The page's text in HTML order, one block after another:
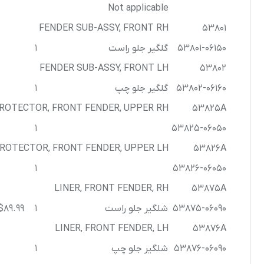
Not applicable
53801
FENDER SUB-ASSY, FRONT RH
53801-06150
گلگیر جلو راست
1
53802
FENDER SUB-ASSY, FRONT LH
53802-06160
گلگیر جلو چپ
1
53825A
FRONT FENDER, UPPER RH
53825-06050
1
53826A
FRONT FENDER, UPPER LH
53826-06050
1
53875A
LINER, FRONT FENDER, RH
53875-06090 شلگیر جلو راست 1
53876A
LINER, FRONT FENDER, LH
53876-06090 شلگیر جلو چپ
1